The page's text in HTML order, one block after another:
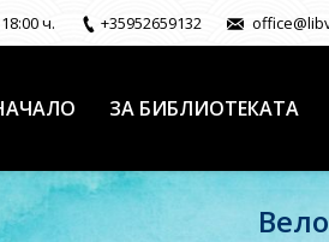
ч. +35952659132
ЗА БИБЛИОТЕКАТА